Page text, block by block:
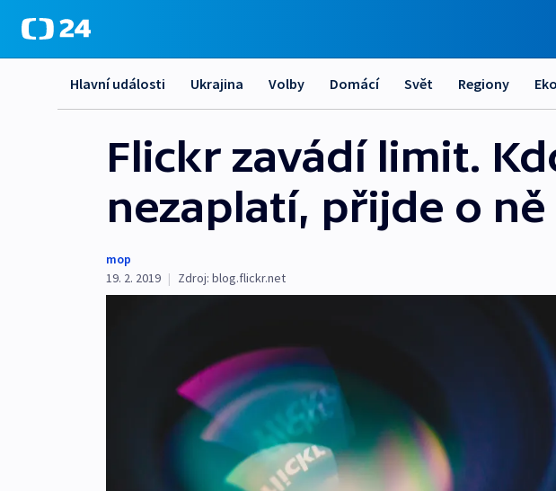
Hlavní události Ukrajina Volby Domácí Svět Regiony
Flickr zavádí limit.
nezaplatí, přijde o ně
mop
19. 2. 2019 | Zdroj: blog.flickr.net